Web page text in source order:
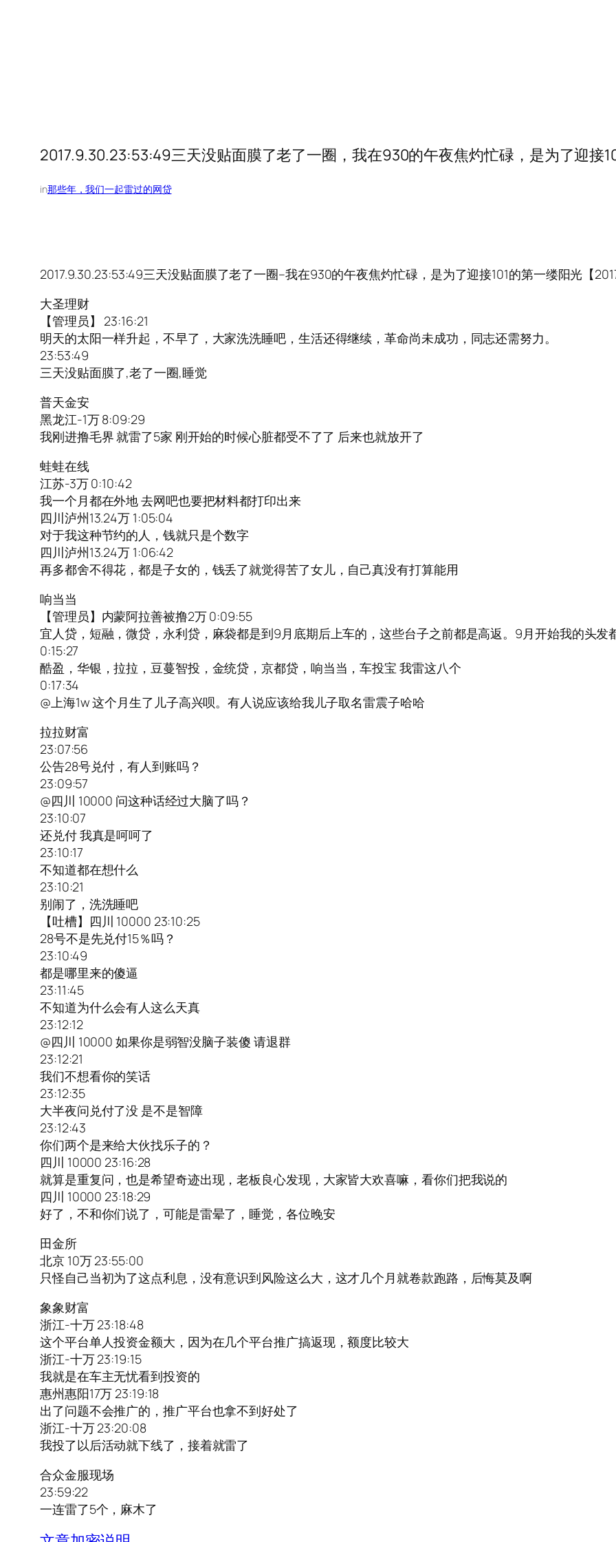
2017.9.30.23:53:49三天没贴面膜了老了一圈，我在930的午夜焦灼忙碌，是为了迎接
in那些年，我们一起雷过的网贷
2017.9.30.23:53:49三天没贴面膜了老了一圈–我在930的午夜焦灼忙碌，是为了迎接101的第一缕阳光【
大圣理财
【管理员】 23:16:21
明天的太阳一样升起，不早了，大家洗洗睡吧，生活还得继续，革命尚未成功，同志还需努力。
23:53:49
三天没贴面膜了,老了一圈,睡觉
普天金安
黑龙江-1万 8:09:29
我刚进撸毛界 就雷了5家 刚开始的时候心脏都受不了了 后来也就放开了
蛙蛙在线
江苏-3万 0:10:42
我一个月都在外地 去网吧也要把材料都打印出来
四川泸州13.24万 1:05:04
对于我这种节约的人，钱就只是个数字
四川泸州13.24万 1:06:42
再多都舍不得花，都是子女的，钱丢了就觉得苦了女儿，自己真没有打算能用
响当当
【管理员】内蒙阿拉善被撸2万 0:09:55
宜人贷，短融，微贷，永利贷，麻袋都是到9月底期后上车的，这些台子之前都是高返。9月开始我的头发
0:15:27
酷盈，华银，拉拉，豆蔓智投，金统贷，京都贷，响当当，车投宝 我雷这八个
0:17:34
@上海1w 这个月生了儿子高兴呗。有人说应该给我儿子取名雷震子哈哈
拉拉财富
23:07:56
公告28号兑付，有人到账吗？
23:09:57
@四川 10000 问这种话经过大脑了吗？
23:10:07
还兑付 我真是呵呵了
23:10:17
不知道都在想什么
23:10:21
别闹了，洗洗睡吧
【吐槽】四川 10000 23:10:25
28号不是先兑付15％吗？
23:10:49
都是哪里来的傻逼
23:11:45
不知道为什么会有人这么天真
23:12:12
@四川 10000 如果你是弱智没脑子装傻 请退群
23:12:21
我们不想看你的笑话
23:12:35
大半夜问兑付了没 是不是智障
23:12:43
你们两个是来给大伙找乐子的？
四川 10000 23:16:28
就算是重复问，也是希望奇迹出现，老板良心发现，大家皆大欢喜嘛，看你们把我说的
四川 10000 23:18:29
好了，不和你们说了，可能是雷晕了，睡觉，各位晚安
田金所
北京 10万 23:55:00
只怪自己当初为了这点利息，没有意识到风险这么大，这才几个月就卷款跑路，后悔莫及啊
象象财富
浙江-十万 23:18:48
这个平台单人投资金额大，因为在几个平台推广搞返现，额度比较大
浙江-十万 23:19:15
我就是在车主无忧看到投资的
惠州惠阳17万 23:19:18
出了问题不会推广的，推广平台也拿不到好处了
浙江-十万 23:20:08
我投了以后活动就下线了，接着就雷了
合众金服现场
23:59:22
一连雷了5个，麻木了